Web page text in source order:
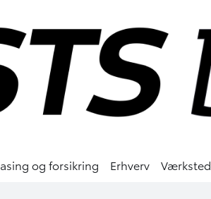
og forsikring Erhverv Værksted